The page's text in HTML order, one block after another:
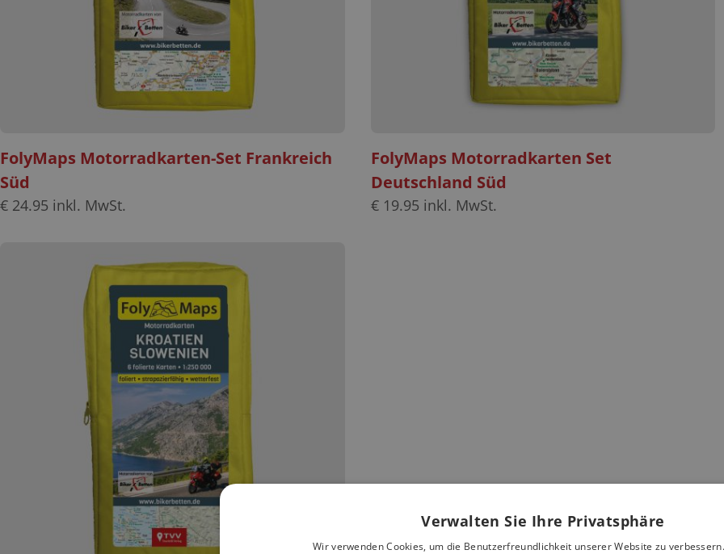
FolyMaps Motorradkarten-Set Frankreich
Süd
€ 24.95 inkl. MwSt.
FolyMaps Motorradkarten Set
Deutschland Süd
€ 19.95 inkl. MwSt.
Verwalten Sie Ihre Privatsphäre
Wir verwenden Cookies, um die Benutzerfreundlichkeit unserer Website zu